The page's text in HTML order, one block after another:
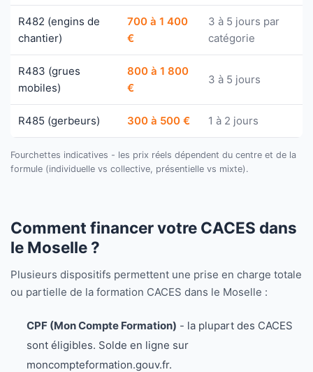
R482 (engins de
chantier)
700 à 1 400
€
3 à 5 jours par
catégorie
R483 (grues
mobiles)
800 à 1 800
€
3 à 5 jours
R485 (gerbeurs) 300 à 500 € 1 à 2 jours
Fourchettes indicatives - les prix réels dépendent du centre et de la
formule (individuelle vs collective, présentielle vs mixte).
Comment financer votre CACES dans
le Moselle ?
Plusieurs dispositifs permettent une prise en charge totale
ou partielle de la formation CACES dans le Moselle :
CPF (Mon Compte Formation) - la plupart des CACES
sont éligibles. Solde en ligne sur
moncompteformation.gouv.fr.